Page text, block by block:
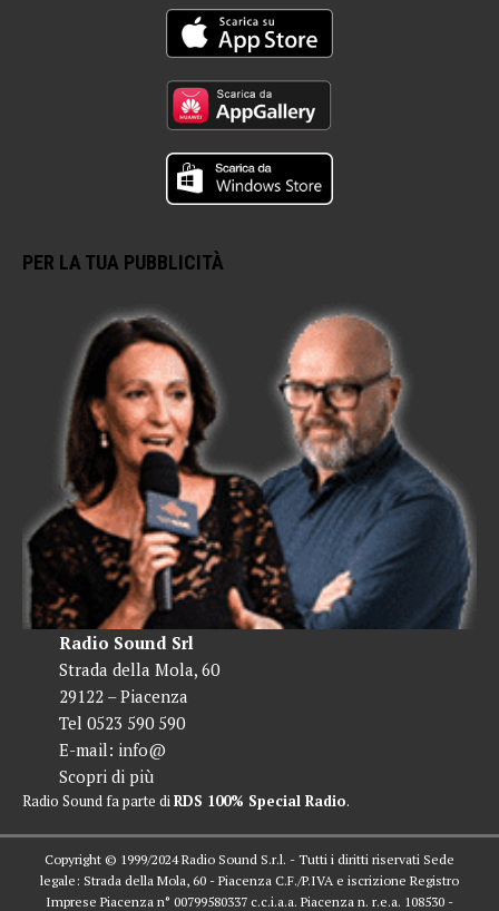
PER LA TUA PUBBLICITÀ
Radio Sound Srl
Strada della Mola, 60
29122 – Piacenza
Tel 0523 590 590
E-mail: info@
Scopri di più
Radio Sound fa parte di RDS 100% Special Radio.
Copyright © 1999/2024 Radio Sound S.r.l. - Tutti i diritti riservati Sede
legale: Strada della Mola, 60 - Piacenza C.F./P.IVA e iscrizione Registro
Imprese Piacenza n° 00799580337 c.c.i.a.a. Piacenza n. r.e.a. 108530 -